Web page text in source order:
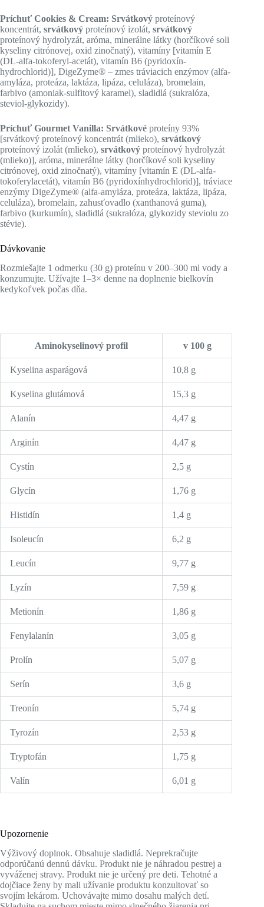
Príchuť Cookies & Cream: Srvátkový proteínový
koncentrát, srvátkový proteínový izolát, srvátkový
proteínový hydrolyzát, aróma, minerálne látky (horčíkové soli
kyseliny citrónovej, oxid zinočnatý), vitamíny [vitamín E
(DL-alfa-tokoferyl-acetát), vitamín B6 (pyridoxín-
hydrochlorid)], DigeZyme® – zmes tráviacich enzýmov (alfa-
amyláza, proteáza, laktáza, lipáza, celuláza), bromelain,
farbivo (amoniak-sulfitový karamel), sladidlá (sukralóza,
steviol-glykozidy).
Príchuť Gourmet Vanilla: Srvátkové proteíny 93%
[srvátkový proteínový koncentrát (mlieko), srvátkový
proteínový izolát (mlieko), srvátkový proteínový hydrolyzát
(mlieko)], aróma, minerálne látky (horčíkové soli kyseliny
citrónovej, oxid zinočnatý), vitamíny [vitamín E (DL-alfa-
tokoferylacetát), vitamín B6 (pyridoxínhydrochlorid)], tráviace
enzýmy DigeZyme® (alfa-amyláza, proteáza, laktáza, lipáza,
celuláza), bromelain, zahusťovadlo (xanthanová guma),
farbivo (kurkumín), sladidlá (sukralóza, glykozidy steviolu zo
stévie).
Dávkovanie
Rozmiešajte 1 odmerku (30 g) proteínu v 200–300 ml vody a
konzumujte. Užívajte 1–3× denne na doplnenie bielkovín
kedykoľvek počas dňa.
Aminokyselinový profil v 100 g
Kyselina asparágová 10,8 g
Kyselina glutámová 15,3 g
Alanín 4,47 g
Arginín 4,47 g
Cystín 2,5 g
Glycín 1,76 g
Histidín 1,4 g
Isoleucín 6,2 g
Leucín 9,77 g
Lyzín 7,59 g
Metionín 1,86 g
Fenylalanín 3,05 g
Prolín 5,07 g
Serín 3,6 g
Treonín 5,74 g
Tyrozín 2,53 g
Tryptofán 1,75 g
Valín 6,01 g
Upozornenie
Výživový doplnok. Obsahuje sladidlá. Neprekračujte
odporúčanú dennú dávku. Produkt nie je náhradou pestrej a
vyváženej stravy. Produkt nie je určený pre deti. Tehotné a
dojčiace ženy by mali užívanie produktu konzultovať so
svojím lekárom. Uchovávajte mimo dosahu malých detí.